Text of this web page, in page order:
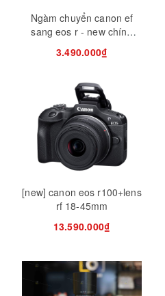
Ngàm chuyển canon ef
sang eos r - new chính
3.490.000₫
[new] canon eos r100+lens
rf 18-45mm
13.590.000₫